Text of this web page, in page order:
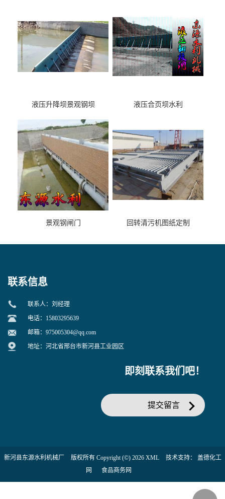
液压升降坝景观钢坝 液压合页坝水利
景观钢闸门 回转清污机图纸定制
联系信息
联系人：刘经理
电话：15803295639
邮箱： 975005304@qq.com
地址：河北省邢台市新河县工业园区
即刻联系我们吧！
提交留言
新河县东源水利机械厂 版权所有 Copyright (©) 2026 XML 技术支持： 盖德化工
网
食品商务网